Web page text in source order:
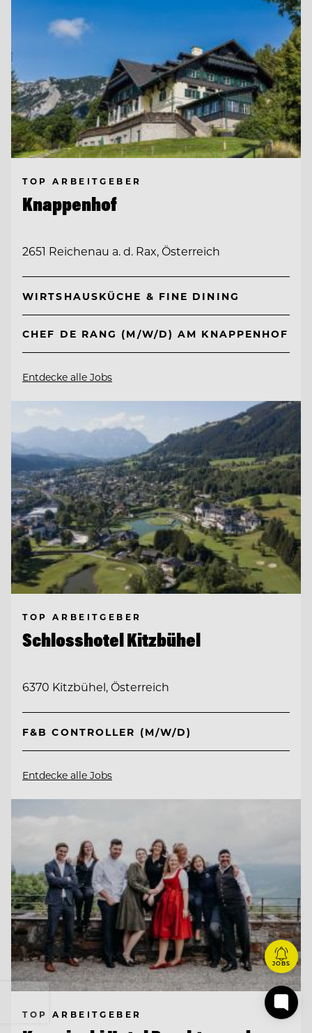
TOP ARBEITGEBER
Knappenhof
2651 Reichenau a. d. Rax, Österreich
WIRTSHAUSKÜCHE & FINE DINING
CHEF DE RANG (M/W/D) AM KNAPPENHOF
Entdecke alle Jobs
TOP ARBEITGEBER
Schlosshotel Kitzbühel
6370 Kitzbühel, Österreich
F&B CONTROLLER (M/W/D)
Entdecke alle Jobs
TOP ARBEITGEBER
JOBS